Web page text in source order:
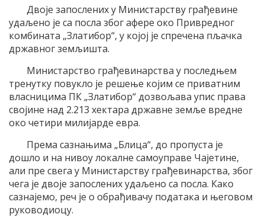
Двоје запослених у Министарству грађевине
удаљено је са посла због афере око Привредног
комбината „Златибор“, у којој је спречена пљачка
државног земљишта.
Министарство грађевинарства у последњем
тренутку повукло је решење којим се приватним
власницима ПК „Златибор“ дозвољава упис права
својине над 2.213 хектара државне земље вредне
око четири милијарде евра.
Према сазнањима „Блица“, до пропуста је
дошло и на нивоу локалне самоуправе Чајетине,
али пре свега у Министарству грађевинарства, због
чега је двоје запослених удаљено са посла. Како
сазнајемо, реч је о обрађивачу података и његовом
руководиоцу.